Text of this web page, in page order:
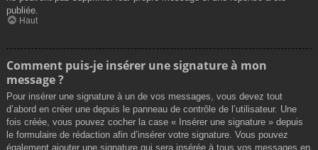
publiée.
Haut
Comment puis-je insérer une signature à mon
message ?
Pour insérer une signature à un de vos messages, vous devez tout
d’abord en créer une depuis le panneau de contrôle de l’utilisateur. Une
fois créée, vous pouvez cocher la case « Insérer une signature » depuis
le formulaire de rédaction afin d’insérer votre signature. Vous pouvez
également ajouter une signature qui sera insérée à tous vos messages en